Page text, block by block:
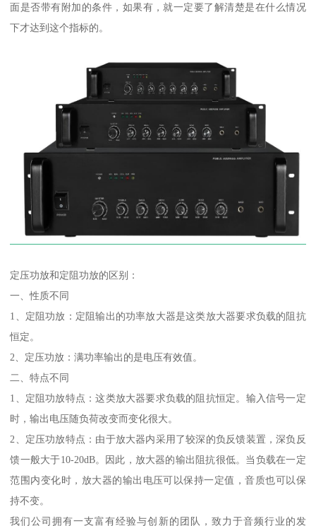
面是否带有附加的条件，如果有，就一定要了解清楚是在什么情况
下才达到这个指标的。
定压功放和定阻功放的区别：
一、性质不同
1、定阻功放：定阻输出的功率放大器是这类放大器要求负载的阻抗
恒定。
2、定压功放：满功率输出的是电压有效值。
二、特点不同
1、定阻功放特点：这类放大器要求负载的阻抗恒定。输入信号一定
时，输出电压随负荷改变而变化很大。
2、定压功放特点：由于放大器内采用了较深的负反馈装置，深负反
馈一般大于10-20dB。因此，放大器的输出阻抗很低。当负载在一定
范围内变化时，放大器的输出电压可以保持一定值，音质也可以保
持不变。
我们公司拥有一支富有经验与创新的团队，致力于音频行业的发